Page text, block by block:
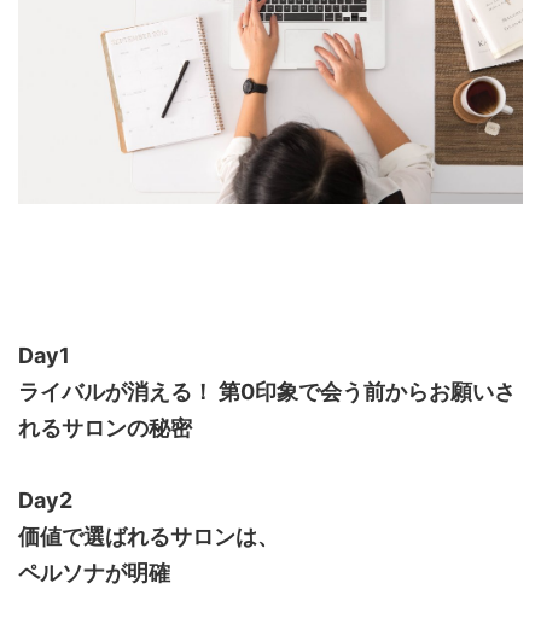
Day1
ライバルが消える！ 第0印象で会う前からお願いさ
れるサロンの秘密
Day2
価値で選ばれるサロンは、
ペルソナが明確